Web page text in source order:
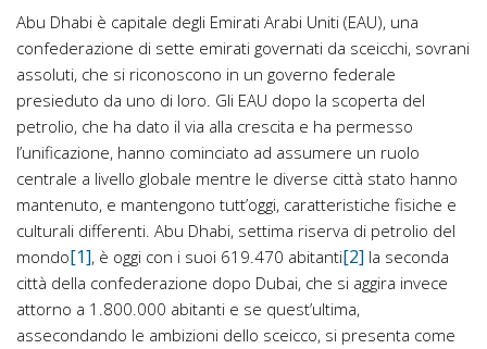
Abu Dhabi è capitale degli Emirati Arabi Uniti (EAU), una
confederazione di sette emirati governati da sceicchi, sovrani
assoluti, che si riconoscono in un governo federale
presieduto da uno di loro. Gli EAU dopo la scoperta del
petrolio, che ha dato il via alla crescita e ha permesso
l’unificazione, hanno cominciato ad assumere un ruolo
centrale a livello globale mentre le diverse città stato hanno
mantenuto, e mantengono tutt’oggi, caratteristiche fisiche e
culturali differenti. Abu Dhabi, settima riserva di petrolio del
mondo[1], è oggi con i suoi 619.470 abitanti[2] la seconda
città della confederazione dopo Dubai, che si aggira invece
attorno a 1.800.000 abitanti e se quest’ultima,
assecondando le ambizioni dello sceicco, si presenta come